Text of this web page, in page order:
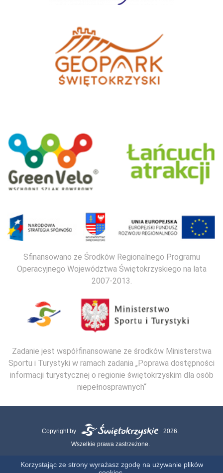
Sfinansowano ze Środków Regionalnego Programu
Operacyjnego Województwa Świętokrzyskiego na lata
2007-2013.
Zadanie jest współfinansowane ze środków Ministerstwa
Sportu i Turystyki w ramach zadania „Poprawa dostępności
informacji turystycznej o regionie świętokrzyskim dla osób
niepełnosprawnych“
Copyright by
2026.
Wszelkie prawa zastrzeżone.
Polityka Cookies Polityka Prywatności
Korzystając ze strony wyrażasz zgodę na używanie plików